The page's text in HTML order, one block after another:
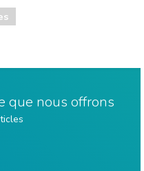
que nous offrons